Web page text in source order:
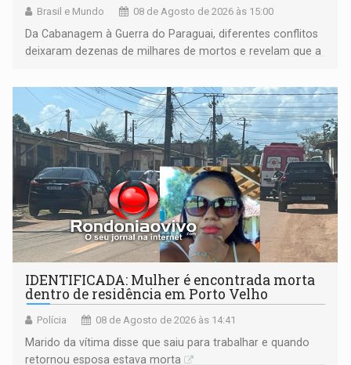
Brasil e Mundo 08 de Agosto de 2026 às 15:00
Da Cabanagem à Guerra do Paraguai, diferentes conflitos
deixaram dezenas de milhares de mortos e revelam que a
territoriais e sociais
IDENTIFICADA: Mulher é encontrada morta
dentro de residência em Porto Velho
Polícia 08 de Agosto de 2026 às 14:41
Marido da vítima disse que saiu para trabalhar e quando
retornou esposa estava morta